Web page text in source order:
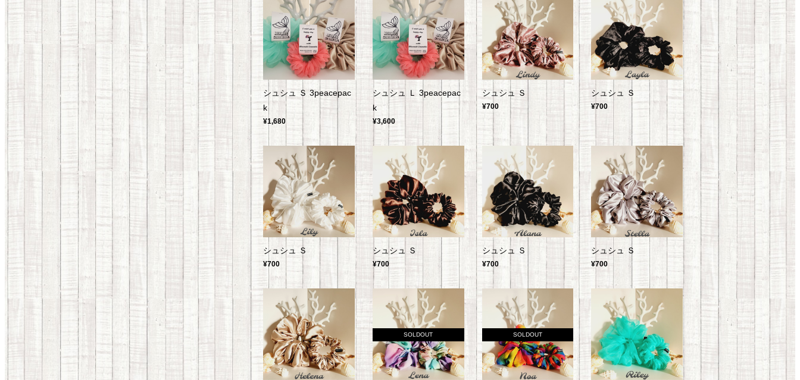
シュシュ Ｓ 3peacepac
k
¥1,680
シュシュ Ｌ 3peacepac
k
¥3,600
シュシュ Ｓ
¥700
シュシュ Ｓ
¥700
シュシュ Ｓ
¥700
シュシュ Ｓ
¥700
シュシュ Ｓ
¥700
シュシュ Ｓ
¥700
SOLDOUT SOLDOUT